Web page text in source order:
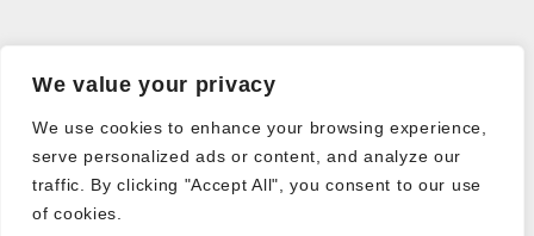
We value your privacy
We use cookies to enhance your browsing experience,
serve personalized ads or content, and analyze our
traffic. By clicking "Accept All", you consent to our use
of cookies.